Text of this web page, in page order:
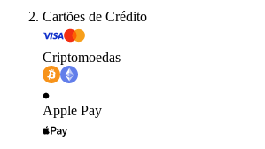
Cartões de Crédito
Criptomoedas
Apple Pay